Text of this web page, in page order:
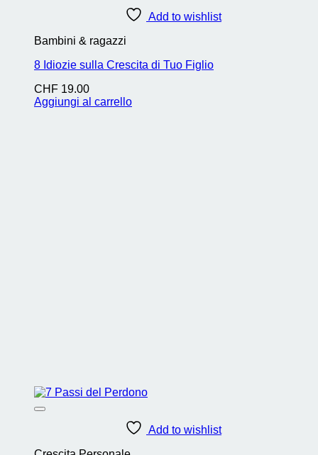
Add to wishlist
Bambini & ragazzi
8 Idiozie sulla Crescita di Tuo Figlio
CHF 19.00
Aggiungi al carrello
Add to wishlist